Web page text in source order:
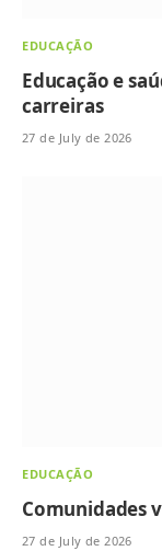
EDUCAÇÃO
Educação e
carreiras
27 de July de 2026
EDUCAÇÃO
Comunidades
27 de July de 2026